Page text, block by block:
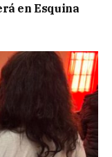
en Esquina